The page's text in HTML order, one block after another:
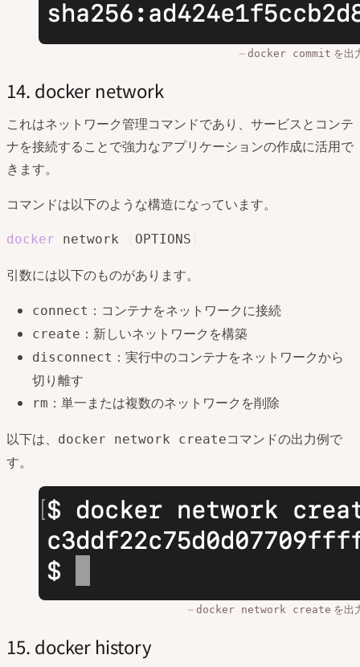
docker commit を出
14. docker network
これはネットワーク管理コマンドであり、サービスとコンテ
ナを接続することで強力なアプリケーションの作成に活用で
きます。
コマンドは以下のような構造になっています。
docker network OPTIONS
引数には以下のものがあります。
connect ：コンテナをネットワークに接続
create ：新しいネットワークを構築
disconnect ：実行中のコンテナをネットワークから
切り離す
rm ：単一または複数のネットワークを削除
以下は、 docker network createコマンドの出力例で
す。
docker network create を出
15. docker history